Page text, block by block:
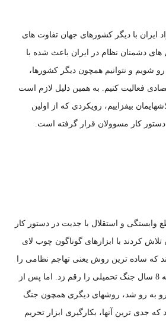
با دیگر کشورهای جهان تفاوت های
دشمنان نظام در ایران باعث شده با
شویم و نتوانیم همچون دیگر کشورها،
فعالیت کنیم. به همین دلیل لازم است
بیفزاییم، رویکردی که از اولین
دستور کار مسوولان قرار گرفته است.
وابستگی و استقلال با جدیت در دستور کار
کردند با ابزارهای گوناگون چوب لای
که ساده ترین روش یعنی تهاجم نظامی را
در دستور کار قرار دادند که 8 سال جنگ تحمیلی را رقم زد. اما پس از
به رو شد، روشهای دیگری همچون جنگ
که جدی ترین آنها، بکارگیری ابزار تحریم